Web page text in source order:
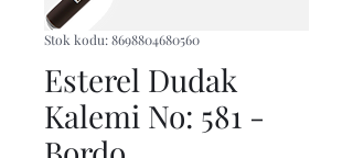
Stok kodu: 8698804680560
Esterel Dudak
Kalemi No: 581 -